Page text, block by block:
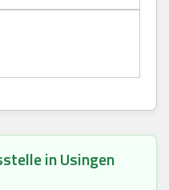
in Usingen